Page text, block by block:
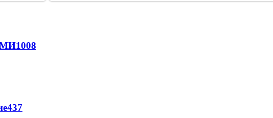
1008
437